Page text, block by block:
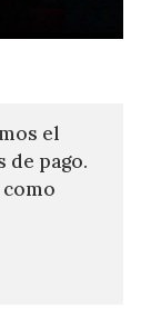
el
de pago.